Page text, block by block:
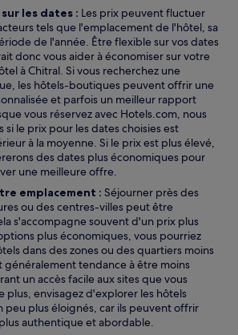
les dates : Les prix peuvent fluctuer
tels que l'emplacement de l'hôtel, sa
de l'année. Être flexible sur vos dates
donc vous aider à économiser sur votre
à Chitral. Si vous recherchez une
les hôtels-boutiques peuvent offrir une
et parfois un meilleur rapport
vous réservez avec Hotels.com, nous
si le prix pour les dates choisies est
à la moyenne. Si le prix est plus élevé,
des dates plus économiques pour
une meilleure offre.
emplacement : Séjourner près des
ou des centres-villes peut être
s'accompagne souvent d'un prix plus
plus économiques, vous pourriez
dans des zones ou des quartiers moins
généralement tendance à être moins
un accès facile aux sites que vous
plus, envisagez d'explorer les hôtels
peu plus éloignés, car ils peuvent offrir
authentique et abordable.